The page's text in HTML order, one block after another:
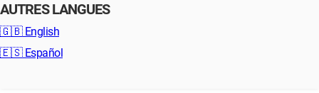
AUTRES LANGUES
🇬🇧 English
🇪🇸 Español